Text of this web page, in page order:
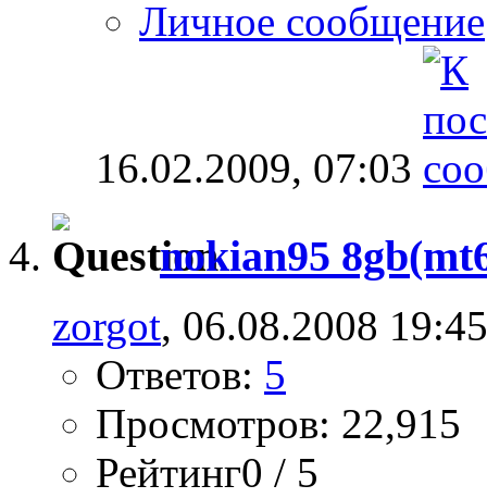
Личное сообщение
16.02.2009, 07:03
nokian95
zorgot, 06.08.2008 19:45
Ответов: 5
Просмотров: 22,915
Рейтинг0 / 5